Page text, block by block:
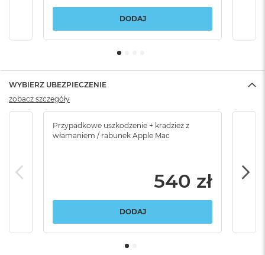
DODAJ
WYBIERZ UBEZPIECZENIE
Przypadkowe uszkodzenie + kradzież z
włamaniem / rabunek Apple Mac
540 zł
DODAJ
zobacz szczegóły